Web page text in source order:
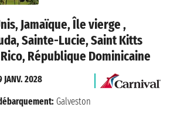
Jamaïque, Île vierge ,
Sainte-Lucie, Saint Kitts
République Dominicaine
JANV. 2028
Galveston